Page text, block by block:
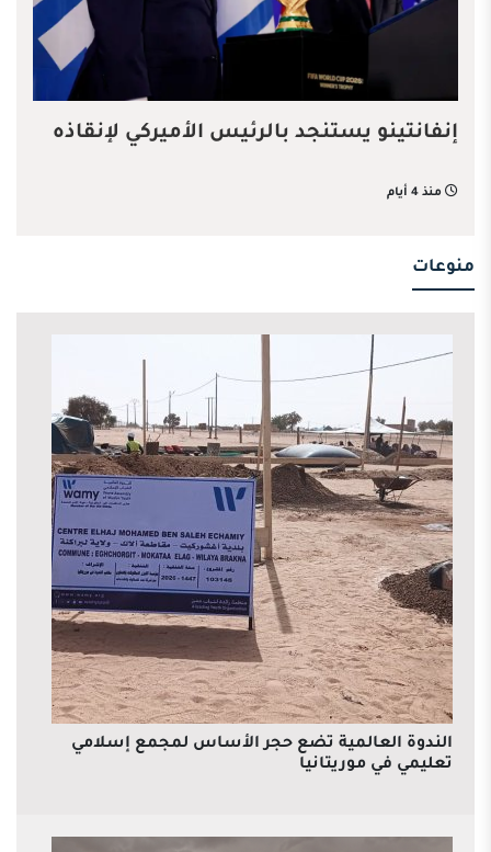
إنفانتينو يستنجد بالرئيس الأميركي لإنقاذه
منذ 4 أيام
منوعات
الندوة العالمية تضع حجر الأساس لمجمع إسلامي
تعليمي في موريتانيا